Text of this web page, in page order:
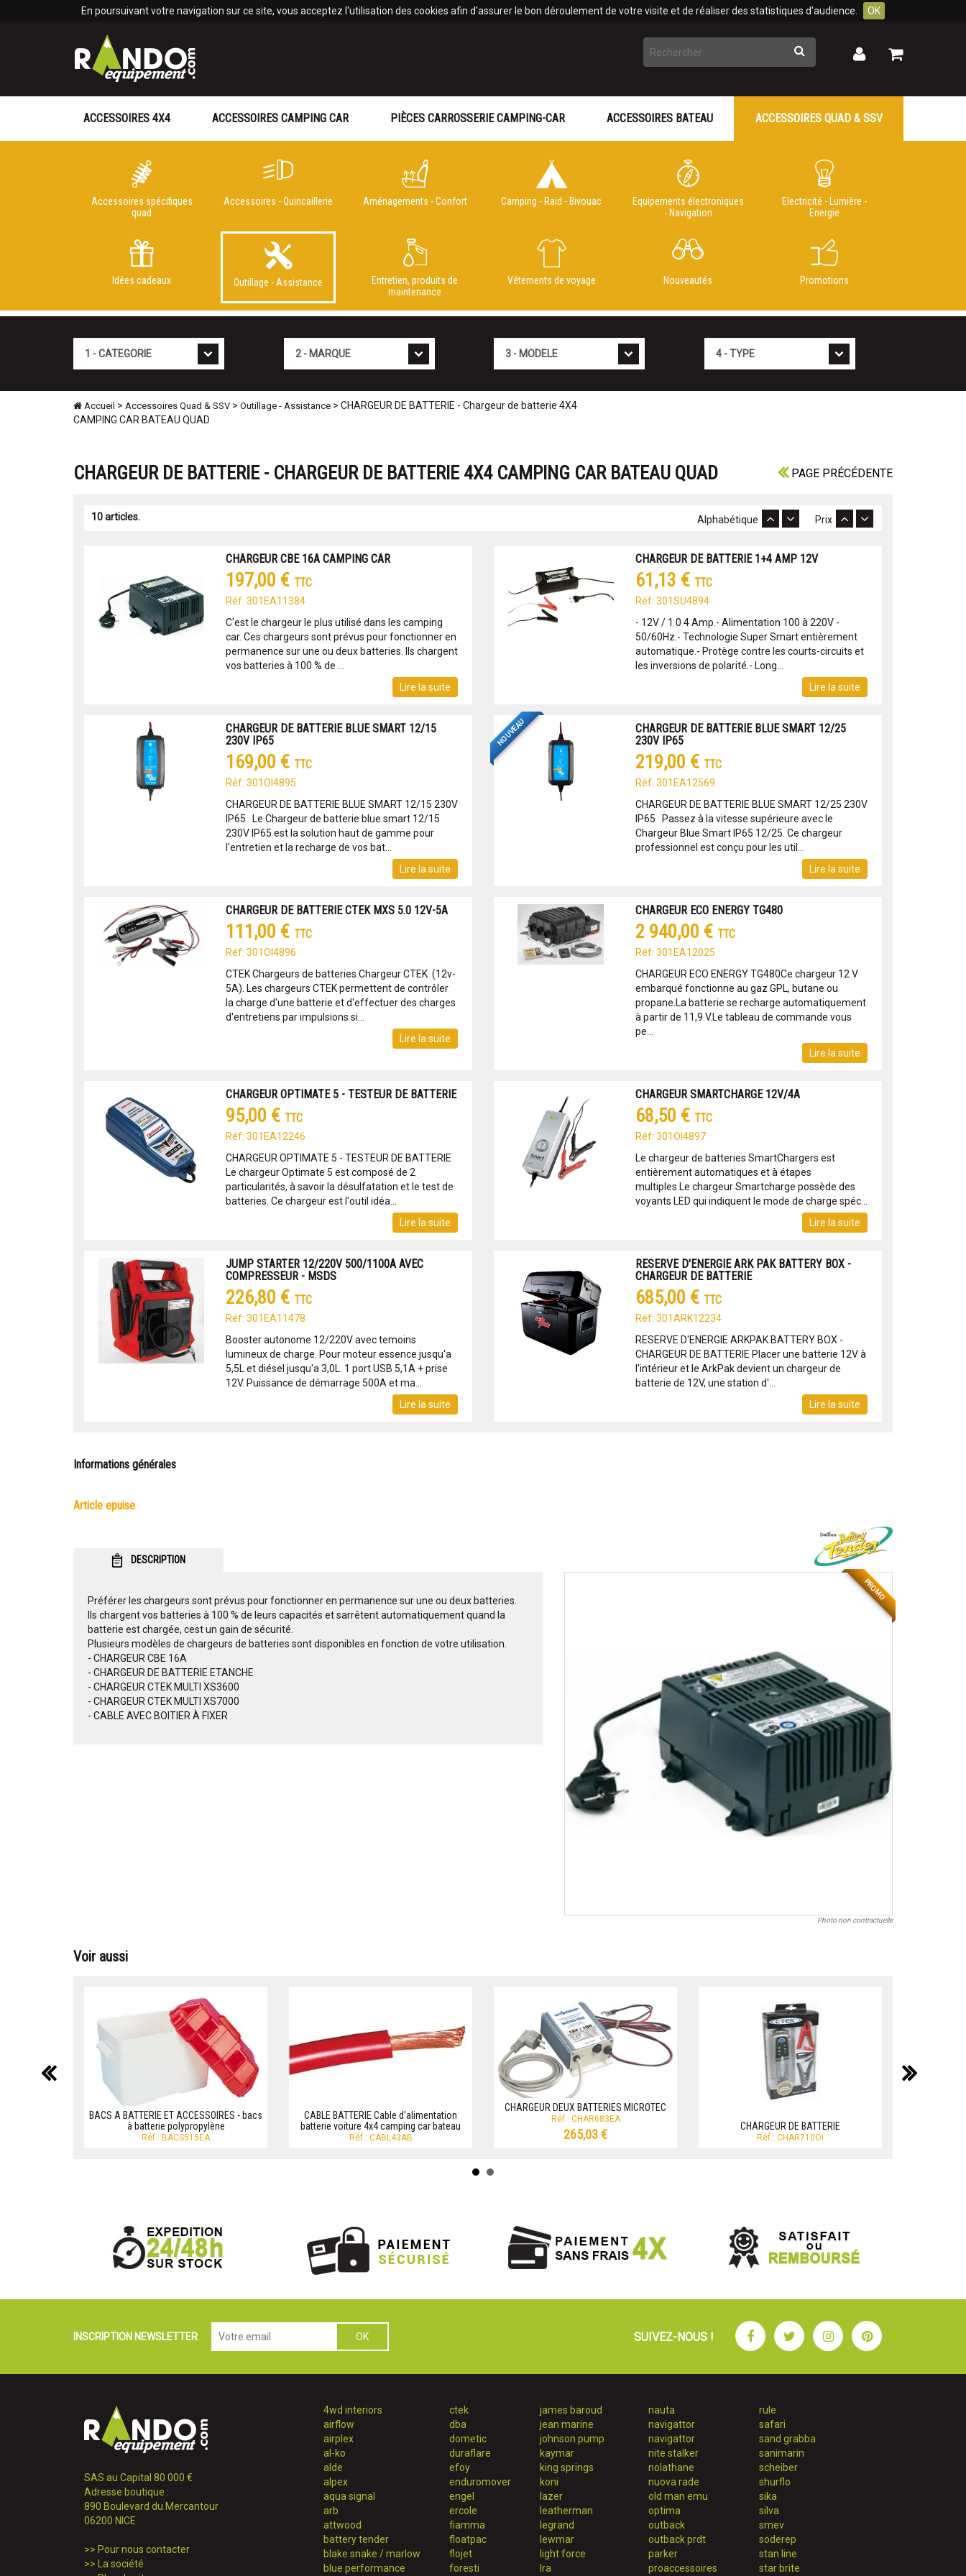
En poursuivant votre navigation sur ce site, vous acceptez l'utilisation des cookies afin d'assurer le bon déroulement de votre visite et de réaliser des statistiques d'audience. OK
Rechercher Mon
Mon
ACCESSOIRES 4X4 ACCESSOIRES CAMPING CAR PIÈCES CARROSSERIE CAMPING-CAR ACCESSOIRES BATEAU ACCESSOIRES QUAD & SSV
Accessoires spécifiques
quad
Accessoires - Quincaillerie Aménagements - Confort Camping - Raid - Bivouac
Equipements électroniques
- Navigation
Electricité - Lumière -
Energie
Idées cadeaux Outillage - Assistance
Entretien, produits de
maintenance
Vêtements de voyage Nouveautés Promotions
Accueil > Accessoires Quad & SSV > Outillage - Assistance > CHARGEUR DE BATTERIE - Chargeur de batterie 4X4
CAMPING CAR BATEAU QUAD
PAGE PRÉCÉDENTE
CHARGEUR DE BATTERIE - CHARGEUR DE BATTERIE 4X4 CAMPING CAR BATEAU QUAD
10 articles. Prix
Alphabétique
CHARGEUR CBE 16A CAMPING CAR
197,00 € TTC
Réf: 301EA11384
C'est le chargeur le plus utilisé dans les camping
car. Ces chargeurs sont prévus pour fonctionner en
permanence sur une ou deux batteries. Ils chargent
vos batteries à 100 % de ...
Lire la suite
CHARGEUR DE BATTERIE 1+4 AMP 12V
61,13 € TTC
Réf: 301SU4894
- 12V / 1 0 4 Amp.- Alimentation 100 à 220V -
50/60Hz.- Technologie Super Smart entièrement
automatique.- Protège contre les courts-circuits et
les inversions de polarité.- Long...
Lire la suite
CHARGEUR DE BATTERIE BLUE SMART 12/15
230V IP65
169,00 € TTC
Réf: 301OI4895
CHARGEUR DE BATTERIE BLUE SMART 12/15 230V
IP65 Le Chargeur de batterie blue smart 12/15
230V IP65 est la solution haut de gamme pour
l'entretien et la recharge de vos bat...
Lire la suite
NOUVEAU
CHARGEUR DE BATTERIE BLUE SMART 12/25
230V IP65
219,00 € TTC
Réf: 301EA12569
CHARGEUR DE BATTERIE BLUE SMART 12/25 230V
IP65 Passez à la vitesse supérieure avec le
Chargeur Blue Smart IP65 12/25. Ce chargeur
professionnel est conçu pour les util...
Lire la suite
CHARGEUR DE BATTERIE CTEK MXS 5.0 12V-5A
111,00 € TTC
Réf: 301OI4896
CTEK Chargeurs de batteries Chargeur CTEK (12v-
5A). Les chargeurs CTEK permettent de contrôler
la charge d'une batterie et d'effectuer des charges
d'entretiens par impulsions si...
Lire la suite
CHARGEUR ECO ENERGY TG480
2 940,00 € TTC
Réf: 301EA12025
CHARGEUR ECO ENERGY TG480Ce chargeur 12 V
embarqué fonctionne au gaz GPL, butane ou
propane.La batterie se recharge automatiquement
à partir de 11,9 V.Le tableau de commande vous
pe...
Lire la suite
CHARGEUR OPTIMATE 5 - TESTEUR DE BATTERIE
95,00 € TTC
Réf: 301EA12246
CHARGEUR OPTIMATE 5 - TESTEUR DE BATTERIE
Le chargeur Optimate 5 est composé de 2
particularités, à savoir la désulfatation et le test de
batteries. Ce chargeur est l'outil idéa...
Lire la suite
CHARGEUR SMARTCHARGE 12V/4A
68,50 € TTC
Réf: 301OI4897
Le chargeur de batteries SmartChargers est
entièrement automatiques et à étapes
multiples.Le chargeur Smartcharge possède des
voyants LED qui indiquent le mode de charge spéc...
Lire la suite
JUMP STARTER 12/220V 500/1100A AVEC
COMPRESSEUR - MSDS
226,80 € TTC
Réf: 301EA11478
Booster autonome 12/220V avec temoins
lumineux de charge. Pour moteur essence jusqu'a
5,5L et diésel jusqu'a 3,0L. 1 port USB 5,1A + prise
12V. Puissance de démarrage 500A et ma...
Lire la suite
RESERVE D'ENERGIE ARK PAK BATTERY BOX -
CHARGEUR DE BATTERIE
685,00 € TTC
Réf: 301ARK12234
RESERVE D'ENERGIE ARKPAK BATTERY BOX -
CHARGEUR DE BATTERIE Placer une batterie 12V à
l'intérieur et le ArkPak devient un chargeur de
batterie de 12V, une station d'...
Lire la suite
Informations générales
article epuise
DESCRIPTION
Préférer les chargeurs sont prévus pour fonctionner en permanence sur une ou deux batteries.
Ils chargent vos batteries à 100 % de leurs capacités et sarrêtent automatiquement quand la
batterie est chargée, cest un gain de sécurité.
Plusieurs modèles de chargeurs de batteries sont disponibles en fonction de votre utilisation.
- CHARGEUR CBE 16A
- CHARGEUR DE BATTERIE ETANCHE
- CHARGEUR CTEK MULTI XS3600
- CHARGEUR CTEK MULTI XS7000
- CABLE AVEC BOITIER À FIXER
PROMO
Photo non contractuelle
Voir aussi
BACS A BATTERIE ET ACCESSOIRES - bacs
à batterie polypropylène
Réf.: BACS515EA
CABLE BATTERIE Cable d'alimentation
batterie voiture 4x4 camping car bateau
Réf.: CABL43AB
CHARGEUR DEUX BATTERIES MICROTEC
Réf.: CHAR683EA
265,03 €
CHARGEUR DE BATTERIE
Réf.: CHAR710OI
précédent
INSCRIPTION NEWSLETTER SUIVEZ-NOUS ! FacebookTwitterInstagramPinterest
SAS au Capital 80 000 €
Adresse boutique :
890 Boulevard du Mercantour
06200 NICE
>> Pour nous contacter
>> La société
4wd interiors
airflow
airplex
al-ko
alde
alpex
aqua signal
arb
attwood
battery tender
blake snake / marlow
blue performance
ctek
dba
dometic
duraflare
efoy
enduromover
engel
ercole
fiamma
floatpac
flojet
foresti
james baroud
jean marine
johnson pump
kaymar
king springs
koni
lazer
leatherman
legrand
lewmar
light force
lra
nauta
navigattor
navigattor
nite stalker
nolathane
nuova rade
old man emu
optima
outback
outback prdt
parker
proaccessoires
rule
safari
sand grabba
sanimarin
scheiber
shurflo
sika
silva
smev
soderep
stan line
star brite
Panneau de gestion des cookies